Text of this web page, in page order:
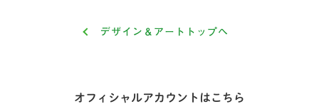
デザイン＆アートトップへ
オフィシャルアカウントはこちら